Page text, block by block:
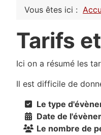
Vous êtes ici :
Tarifs
Ici on a résumé les
Il est difficile de
Le type
Date de
Le nombre de